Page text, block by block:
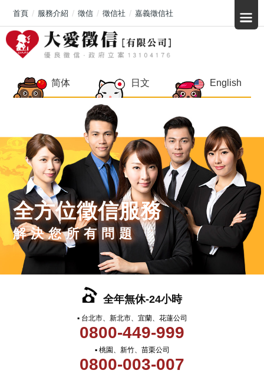
简体 日文 English
全方位徵信服務
解決您所有問題
全年無休-24小時
▪ 台北市、新北市、宜蘭、花蓮公司
0800-449-999
▪ 桃園、新竹、苗栗公司
0800-003-007
首頁 服務介紹 徵信 徵信社 嘉義徵信社